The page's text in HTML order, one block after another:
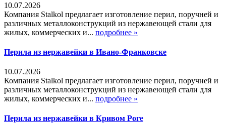
10.07.2026
Компания Stalkol предлагает изготовление перил, поручней и
различных металлоконструкций из нержавеющей стали для
жилых, коммерческих и... подробнее »
Перила из нержавейки в Ивано-Франковске
10.07.2026
Компания Stalkol предлагает изготовление перил, поручней и
различных металлоконструкций из нержавеющей стали для
жилых, коммерческих и... подробнее »
Перила из нержавейки в Кривом Роге